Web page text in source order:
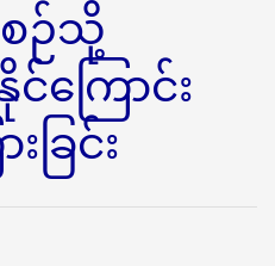
ဉ်သို့
ကြောင်း
ခြင်း